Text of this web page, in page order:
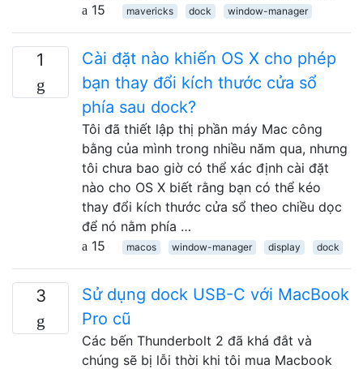
15
mavericks dock window-manager
1
Cài đặt nào khiến OS X cho phép
bạn thay đổi kích thước cửa sổ
phía sau dock?
Tôi đã thiết lập thị phần máy Mac công
bằng của mình trong nhiều năm qua, nhưng
tôi chưa bao giờ có thể xác định cài đặt
nào cho OS X biết rằng bạn có thể kéo
thay đổi kích thước cửa sổ theo chiều dọc
để nó nằm phía …
15
macos window-manager display dock
3
Sử dụng dock USB-C với MacBook
Pro cũ
Các bến Thunderbolt 2 đã khá đắt và
chúng sẽ bị lỗi thời khi tôi mua Macbook